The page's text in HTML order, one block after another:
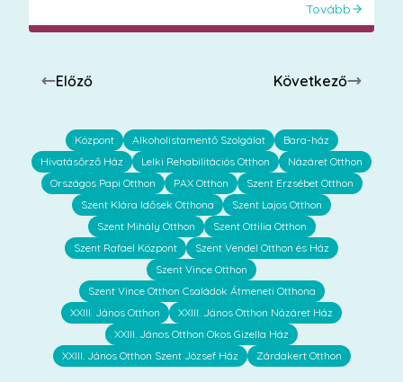
Tovább
Előző Következő
Központ Alkoholistamentő Szolgálat
Bara-ház
Hivatásőrző Ház
Lelki Rehabilitációs Otthon
Názáret Otthon
Országos Papi Otthon
PAX Otthon
Szent Erzsébet Otthon
Szent Klára Idősek Otthona
Szent Lajos Otthon
Szent Mihály Otthon
Szent Ottilia Otthon
Szent Rafael Központ
Szent Vendel Otthon és Ház
Szent Vince Otthon
Szent Vince Otthon Családok Átmeneti Otthona
XXIII. János Otthon
XXIII. János Otthon Názáret Ház
XXIII. János Otthon Okos Gizella Ház
XXIII. János Otthon Szent József Ház
Zárdakert Otthon